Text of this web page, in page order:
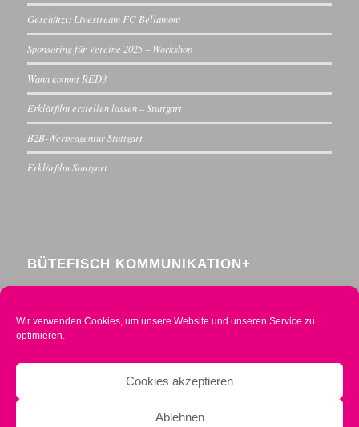
Wir verwenden Cookies, um unsere Website und unseren Service zu
optimieren.
Cookies akzeptieren
Ablehnen
Geschützt: Livestream FC Bellamont
Sponsoring für Vereine 2025 – Workshop
Wann kommt RED3
Erklärfilm erstellen lassen – Stuttgart
B2B-Werbeagentur Stuttgart
Erklärfilm Stuttgart
BÜTEFISCH KOMMUNIKATION+
Menzelstraße 30
Telefon 0711 234376-0
info@buetefisch.de